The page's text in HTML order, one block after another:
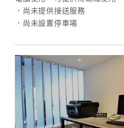
詢
Q&A
．尚未提供接送服務
．尚未設置停車場